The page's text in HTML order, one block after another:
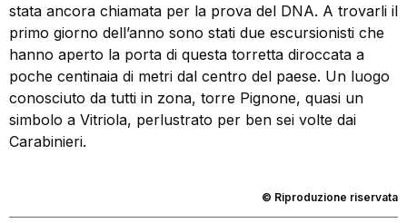
stata ancora chiamata per la prova del DNA. A trovarli il
primo giorno dell’anno sono stati due escursionisti che
hanno aperto la porta di questa torretta diroccata a
poche centinaia di metri dal centro del paese. Un luogo
conosciuto da tutti in zona, torre Pignone, quasi un
simbolo a Vitriola, perlustrato per ben sei volte dai
Carabinieri.
© Riproduzione riservata